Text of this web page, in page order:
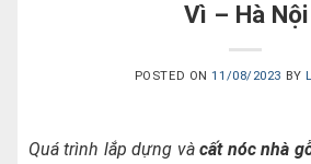
Vì – Hà Nội
POSTED ON11/08/2023 BY
Quá trình lắp dựng vàcất nóc nhà